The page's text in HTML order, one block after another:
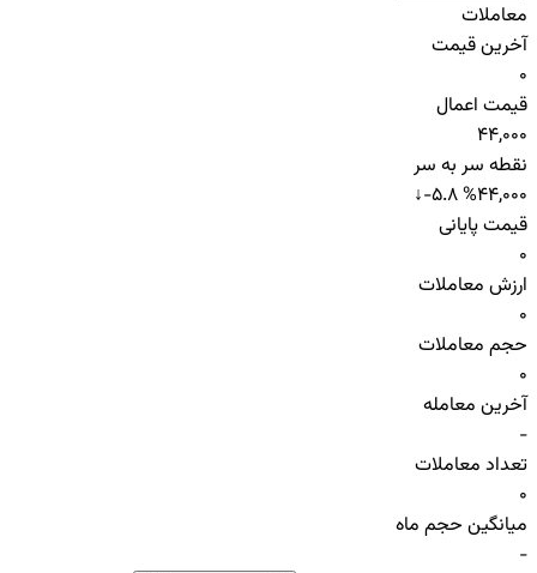
معاملات
آخرین قیمت
0
قیمت اعمال
44,000
نقطه سر به سر
44,000
↓-5.8 %
قیمت پایانی
0
ارزش معاملات
0
حجم معاملات
0
آخرین معامله
-
تعداد معاملات
0
میانگین حجم ماه
-